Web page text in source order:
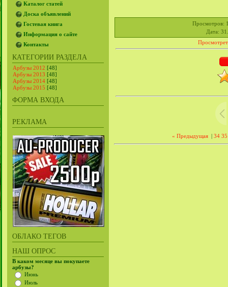
Каталог статей
Доска объявлений
Гостевая книга
Информация о сайте
Контакты
КАТЕГОРИИ РАЗДЕЛА
Арбузы 2012 [48]
Арбузы 2013 [48]
Арбузы 2014 [48]
Арбузы 2015 [48]
ФОРМА ВХОДА
РЕКЛАМА
ОБЛАКО ТЕГОВ
НАШ ОПРОС
В каком месяце вы покупаете
арбузы?
Июнь
Июль
Просмотров:
Дата:
« Предыдущая | 34 35